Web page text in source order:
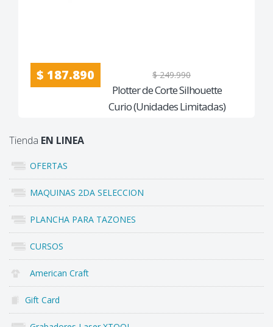
$ 187.890 $ 249.990
Plotter de Corte Silhouette
Curio (Unidades Limitadas)
Tienda EN LINEA
OFERTAS
MAQUINAS 2DA SELECCION
PLANCHA PARA TAZONES
CURSOS
American Craft
Gift Card